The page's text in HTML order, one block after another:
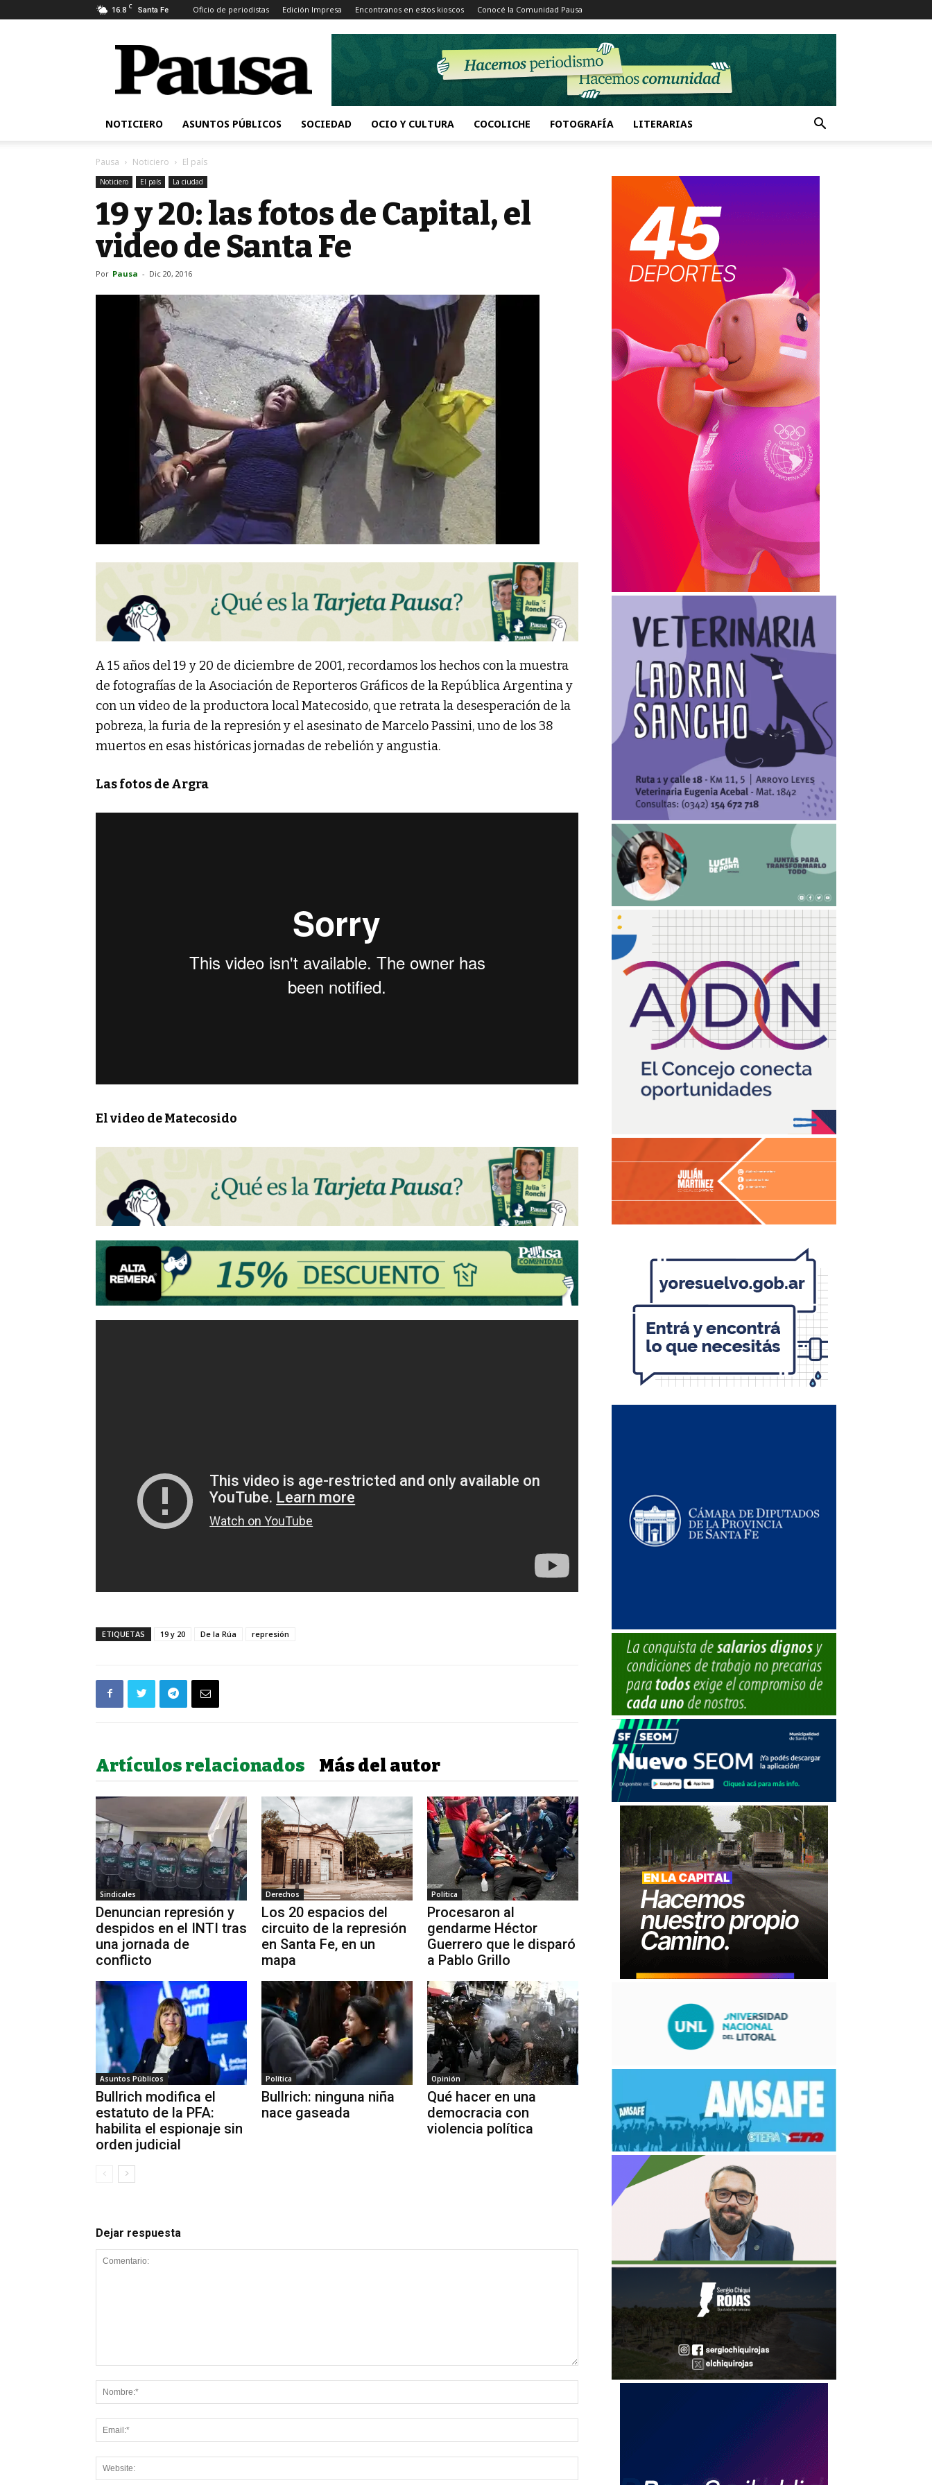
16.8 C Santa Fe Oficio de periodistas Edición Impresa Encontranos en estos kioscos Conocé la Comunidad Pausa
Pausa
NOTICIERO ASUNTOS PÚBLICOS SOCIEDAD OCIO Y CULTURA COCOLICHE FOTOGRAFÍA LITERARIAS
Pausa Noticiero El país
Noticiero El país La ciudad
19 y 20: las fotos de Capital, el
video de Santa Fe
Por Pausa - Dic 20, 2016
A 15 años del 19 y 20 de diciembre de 2001, recordamos los hechos con la muestra
de fotografías de la Asociación de Reporteros Gráficos de la República Argentina y
con un video de la productora local Matecosido, que retrata la desesperación de la
pobreza, la furia de la represión y el asesinato de Marcelo Passini, uno de los 38
muertos en esas históricas jornadas de rebelión y angustia.
Las fotos de Argra
El video de Matecosido
ETIQUETAS 19 y 20 De la Rúa represión
Artículos relacionados Más del autor
Sindicales
Denuncian represión y
despidos en el INTI tras
una jornada de
conflicto
Derechos
Los 20 espacios del
circuito de la represión
en Santa Fe, en un
mapa
Política
Procesaron al
gendarme Héctor
Guerrero que le disparó
a Pablo Grillo
Asuntos Públicos
Bullrich modifica el
estatuto de la PFA:
habilita el espionaje sin
orden judicial
Política
Bullrich: ninguna niña
nace gaseada
Opinión
Qué hacer en una
democracia con
violencia política
Dejar respuesta